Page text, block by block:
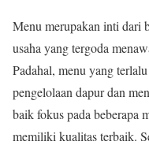
Menu merupakan inti dari
usaha yang tergoda
Padahal, menu yang
pengelolaan dapur dan
baik fokus pada beberapa
memiliki kualitas terbaik.